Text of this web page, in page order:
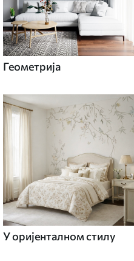
Геометрија
У оријенталном стилу